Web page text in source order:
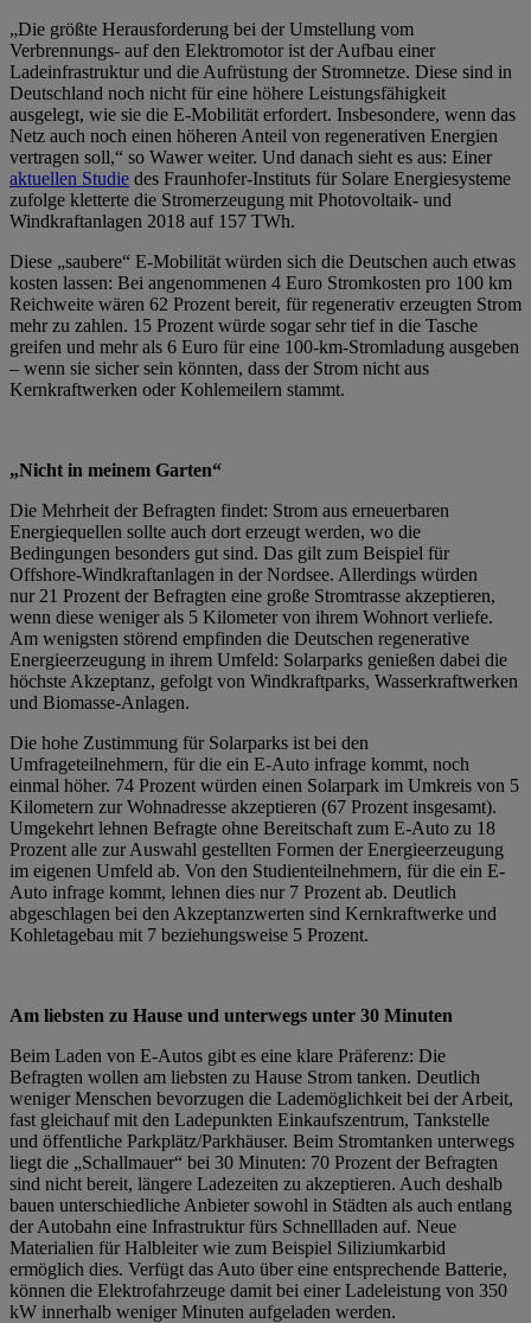
„Die größte Herausforderung bei der Umstellung vom
Verbrennungs- auf den Elektromotor ist der Aufbau einer
Ladeinfrastruktur und die Aufrüstung der Stromnetze. Diese sind in
Deutschland noch nicht für eine höhere Leistungsfähigkeit
ausgelegt, wie sie die E-Mobilität erfordert. Insbesondere, wenn das
Netz auch noch einen höheren Anteil von regenerativen Energien
vertragen soll,“ so Wawer weiter. Und danach sieht es aus: Einer
aktuellen Studie des Fraunhofer-Instituts für Solare Energiesysteme
zufolge kletterte die Stromerzeugung mit Photovoltaik- und
Windkraftanlagen 2018 auf 157 TWh.
Diese „saubere“ E-Mobilität würden sich die Deutschen auch etwas
kosten lassen: Bei angenommenen 4 Euro Stromkosten pro 100 km
Reichweite wären 62 Prozent bereit, für regenerativ erzeugten Strom
mehr zu zahlen. 15 Prozent würde sogar sehr tief in die Tasche
greifen und mehr als 6 Euro für eine 100-km-Stromladung ausgeben
– wenn sie sicher sein könnten, dass der Strom nicht aus
Kernkraftwerken oder Kohlemeilern stammt.
„Nicht in meinem Garten“
Die Mehrheit der Befragten findet: Strom aus erneuerbaren
Energiequellen sollte auch dort erzeugt werden, wo die
Bedingungen besonders gut sind. Das gilt zum Beispiel für
Offshore-Windkraftanlagen in der Nordsee. Allerdings würden
nur 21 Prozent der Befragten eine große Stromtrasse akzeptieren,
wenn diese weniger als 5 Kilometer von ihrem Wohnort verliefe.
Am wenigsten störend empfinden die Deutschen regenerative
Energieerzeugung in ihrem Umfeld: Solarparks genießen dabei die
höchste Akzeptanz, gefolgt von Windkraftparks, Wasserkraftwerken
und Biomasse-Anlagen.
Die hohe Zustimmung für Solarparks ist bei den
Umfrageteilnehmern, für die ein E-Auto infrage kommt, noch
einmal höher. 74 Prozent würden einen Solarpark im Umkreis von 5
Kilometern zur Wohnadresse akzeptieren (67 Prozent insgesamt).
Umgekehrt lehnen Befragte ohne Bereitschaft zum E-Auto zu 18
Prozent alle zur Auswahl gestellten Formen der Energieerzeugung
im eigenen Umfeld ab. Von den Studienteilnehmern, für die ein E-
Auto infrage kommt, lehnen dies nur 7 Prozent ab. Deutlich
abgeschlagen bei den Akzeptanzwerten sind Kernkraftwerke und
Kohletagebau mit 7 beziehungsweise 5 Prozent.
Am liebsten zu Hause und unterwegs unter 30 Minuten
Beim Laden von E-Autos gibt es eine klare Präferenz: Die
Befragten wollen am liebsten zu Hause Strom tanken. Deutlich
weniger Menschen bevorzugen die Lademöglichkeit bei der Arbeit,
fast gleichauf mit den Ladepunkten Einkaufszentrum, Tankstelle
und öffentliche Parkplätz/Parkhäuser. Beim Stromtanken unterwegs
liegt die „Schallmauer“ bei 30 Minuten: 70 Prozent der Befragten
sind nicht bereit, längere Ladezeiten zu akzeptieren. Auch deshalb
bauen unterschiedliche Anbieter sowohl in Städten als auch entlang
der Autobahn eine Infrastruktur fürs Schnellladen auf. Neue
Materialien für Halbleiter wie zum Beispiel Siliziumkarbid
ermöglich dies. Verfügt das Auto über eine entsprechende Batterie,
können die Elektrofahrzeuge damit bei einer Ladeleistung von 350
kW innerhalb weniger Minuten aufgeladen werden.